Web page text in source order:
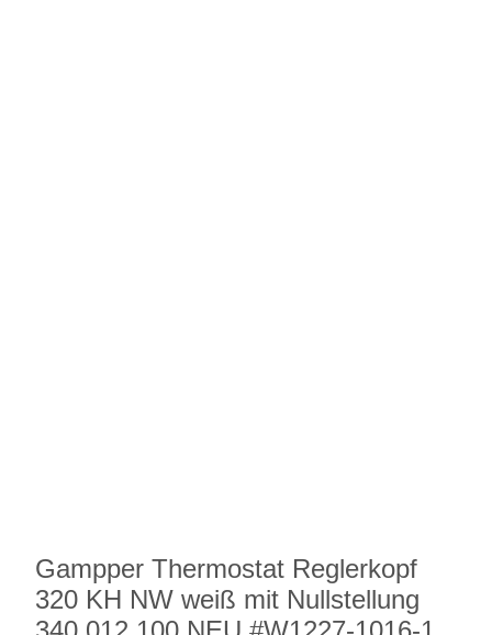
Gampper Thermostat Reglerkopf
320 KH NW weiß mit Nullstellung